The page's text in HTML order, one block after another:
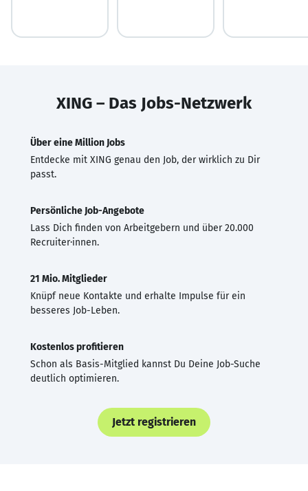
XING – Das Jobs-Netzwerk
Über eine Million Jobs
Entdecke mit XING genau den Job, der wirklich zu Dir
passt.
Persönliche Job-Angebote
Lass Dich finden von Arbeitgebern und über 20.000
Recruiter·innen.
21 Mio. Mitglieder
Knüpf neue Kontakte und erhalte Impulse für ein
besseres Job-Leben.
Kostenlos profitieren
Schon als Basis-Mitglied kannst Du Deine Job-Suche
deutlich optimieren.
Jetzt registrieren